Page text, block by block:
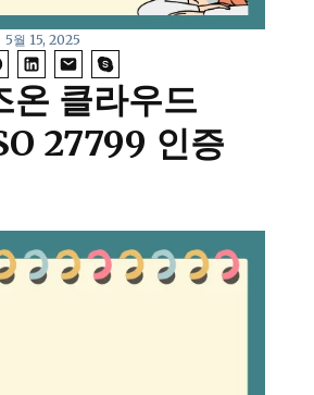
5월 15, 2025
온 클라우드
27799 인증